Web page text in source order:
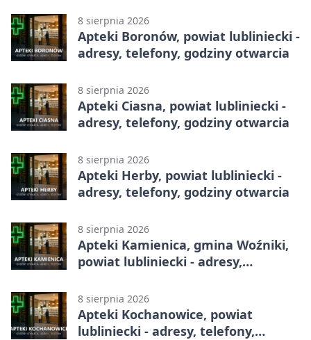
8 sierpnia 2026
Apteki Boronów, powiat lubliniecki -
adresy, telefony, godziny otwarcia
8 sierpnia 2026
Apteki Ciasna, powiat lubliniecki -
adresy, telefony, godziny otwarcia
8 sierpnia 2026
Apteki Herby, powiat lubliniecki -
adresy, telefony, godziny otwarcia
8 sierpnia 2026
Apteki Kamienica, gmina Woźniki,
powiat lubliniecki - adresy,
8 sierpnia 2026
Apteki Kochanowice, powiat
lubliniecki - adresy, telefony,